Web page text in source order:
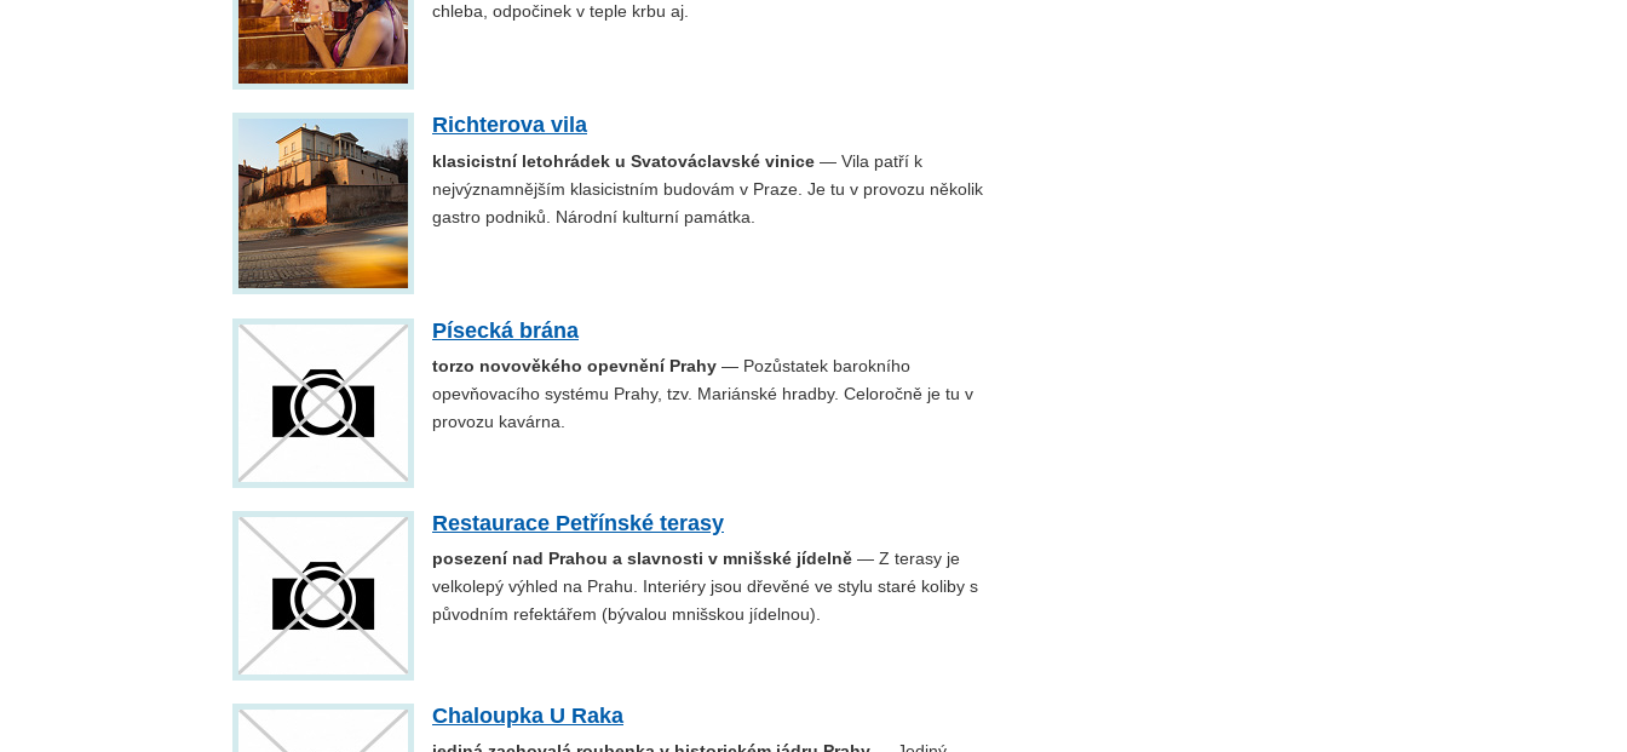
chleba, odpočinek v teple krbu aj.
Richterova vila
klasicistní letohrádek u Svatováclavské vinice — Vila patří k
nejvýznamnějším klasicistním budovám v Praze. Je tu v provozu několik
gastro podniků. Národní kulturní památka.
Písecká brána
torzo novověkého opevnění Prahy — Pozůstatek barokního
opevňovacího systému Prahy, tzv. Mariánské hradby. Celoročně je tu v
provozu kavárna.
Restaurace Petřínské terasy
posezení nad Prahou a slavnosti v mnišské jídelně — Z terasy je
velkolepý výhled na Prahu. Interiéry jsou dřevěné ve stylu staré koliby s
původním refektářem (bývalou mnišskou jídelnou).
Chaloupka U Raka